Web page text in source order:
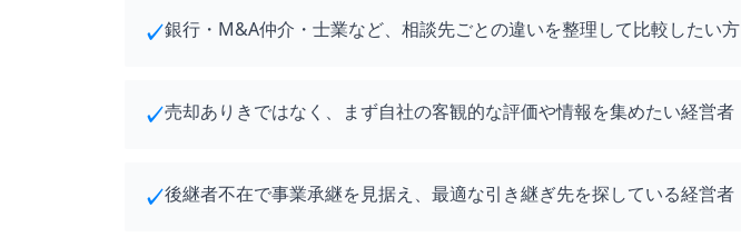
✓銀行・M&A仲介・士業など、相談先ごとの違いを整理して比較したい方
✓売却ありきではなく、まず自社の客観的な評価や情報を集めたい経営者
✓後継者不在で事業承継を見据え、最適な引き継ぎ先を探している経営者